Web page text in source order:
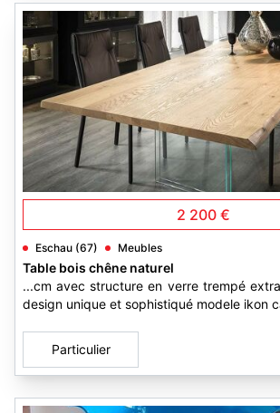
2 200 €
Eschau (67) Meubles
Table bois chêne naturel
...cm avec structure en verre trempé
design unique et sophistiqué modele ikon
Particulier